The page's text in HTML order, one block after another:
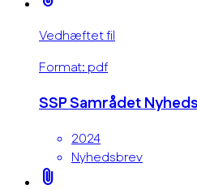
Vedhæftet fil
Format: pdf
SSP Samrådet
2024
Nyhedsbrev
attach_file